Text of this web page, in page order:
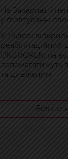
На Закарпатті
у ґвалтуванні
У Львові
UNBROKEN: на
допомагатимуть
та цивільним
Більше